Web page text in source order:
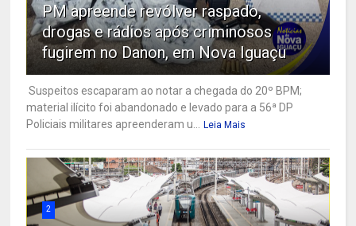
PM apreende revólver raspado,
drogas e rádios após criminosos
fugirem no Danon, em Nova Iguaçu
Suspeitos escaparam ao notar a chegada do 20º BPM;
material ilícito foi abandonado e levado para a 56ª DP
Policiais militares apreenderam u...
Leia Mais
2